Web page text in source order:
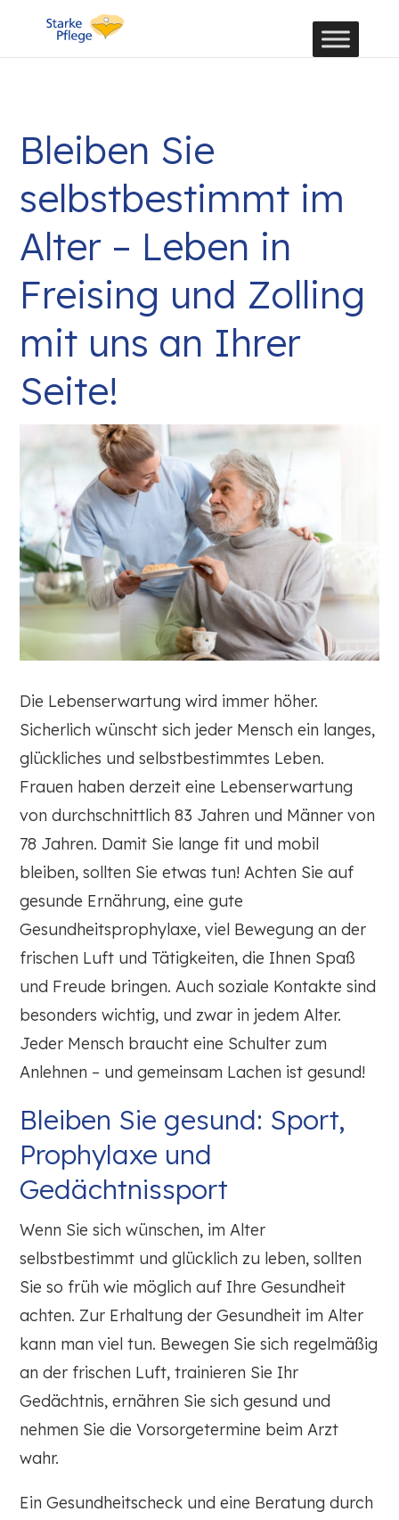
Bleiben Sie
selbstbestimmt im
Alter – Leben in
Freising und Zolling
mit uns an Ihrer
Seite!
Die Lebenserwartung wird immer höher.
Sicherlich wünscht sich jeder Mensch ein langes,
glückliches und selbstbestimmtes Leben.
Frauen haben derzeit eine Lebenserwartung
von durchschnittlich 83 Jahren und Männer von
78 Jahren. Damit Sie lange fit und mobil
bleiben, sollten Sie etwas tun! Achten Sie auf
gesunde Ernährung, eine gute
Gesundheitsprophylaxe, viel Bewegung an der
frischen Luft und Tätigkeiten, die Ihnen Spaß
und Freude bringen. Auch soziale Kontakte sind
besonders wichtig, und zwar in jedem Alter.
Jeder Mensch braucht eine Schulter zum
Anlehnen – und gemeinsam Lachen ist gesund!
Bleiben Sie gesund: Sport,
Prophylaxe und
Gedächtnissport
Wenn Sie sich wünschen, im Alter
selbstbestimmt und glücklich zu leben, sollten
Sie so früh wie möglich auf Ihre Gesundheit
achten. Zur Erhaltung der Gesundheit im Alter
kann man viel tun. Bewegen Sie sich regelmäßig
an der frischen Luft, trainieren Sie Ihr
Gedächtnis, ernähren Sie sich gesund und
nehmen Sie die Vorsorgetermine beim Arzt
wahr.
Ein Gesundheitscheck und eine Beratung durch